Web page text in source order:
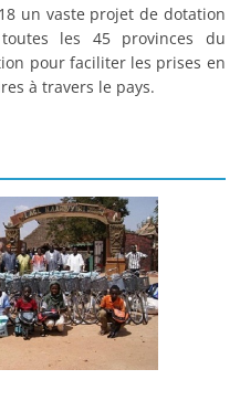
un vaste projet de dotation
toutes les 45 provinces du
pour faciliter les prises en
à travers le pays.